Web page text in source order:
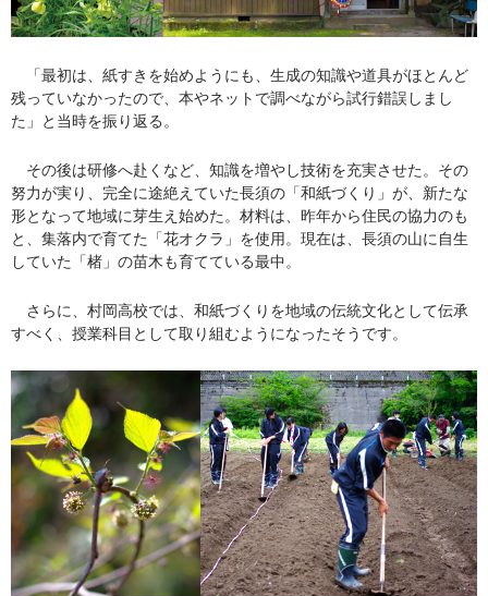
「最初は、紙すきを始めようにも、生成の知識や道具がほとんど
残っていなかったので、本やネットで調べながら試行錯誤しまし
た」と当時を振り返る。
その後は研修へ赴くなど、知識を増やし技術を充実させた。その
努力が実り、完全に途絶えていた長須の「和紙づくり」が、新たな
形となって地域に芽生え始めた。材料は、昨年から住民の協力のも
と、集落内で育てた「花オクラ」を使用。現在は、長須の山に自生
していた「楮」の苗木も育てている最中。
さらに、村岡高校では、和紙づくりを地域の伝統文化として伝承
すべく、授業科目として取り組むようになったそうです。